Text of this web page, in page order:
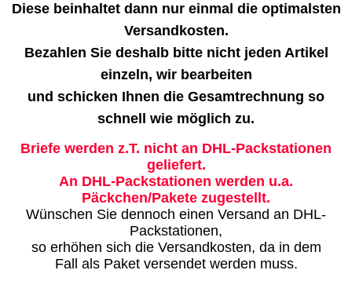
Diese beinhaltet dann nur einmal die optimalsten
Versandkosten.
Bezahlen Sie deshalb bitte nicht jeden Artikel
einzeln, wir bearbeiten
und schicken Ihnen die Gesamtrechnung so
schnell wie möglich zu.
Briefe werden z.T. nicht an DHL-Packstationen
geliefert.
An DHL-Packstationen werden u.a.
Päckchen/Pakete zugestellt.
Wünschen Sie dennoch einen Versand an DHL-
Packstationen,
so erhöhen sich die Versandkosten, da in dem
Fall als Paket versendet werden muss.